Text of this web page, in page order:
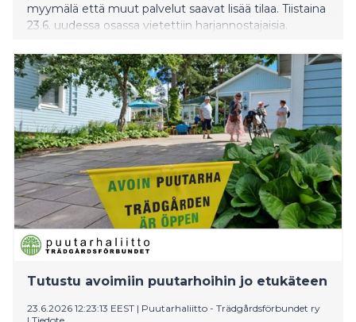
myymälä että muut palvelut saavat lisää tilaa. Tiistaina
23.6. uudessa osassa vietettiin harjannostajaisia.
Tutustu avoimiin puutarhoihin jo etukäteen
23.6.2026 12:23:13 EEST | Puutarhaliitto - Trädgårdsförbundet ry